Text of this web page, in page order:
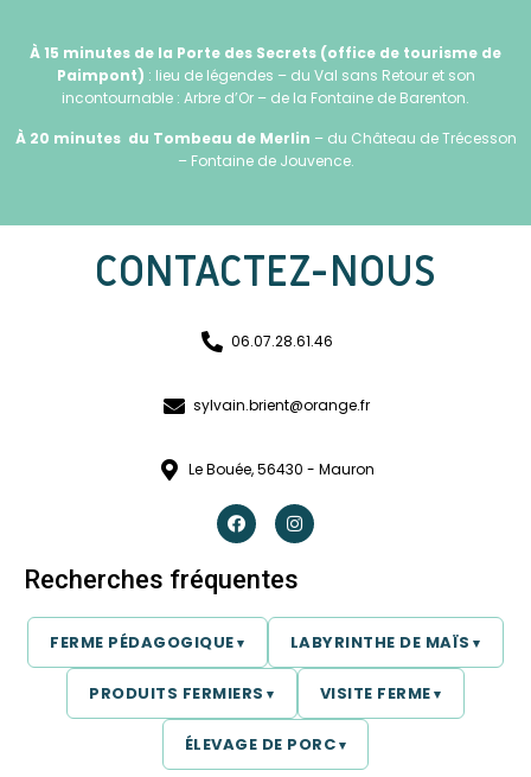
À 15 minutes de la Porte des Secrets (office de tourisme de
Paimpont) : lieu de légendes – du Val sans Retour et son
incontournable : Arbre d’Or – de la Fontaine de Barenton.
À 20 minutes du Tombeau de Merlin – du Château de Trécesson
– Fontaine de Jouvence.
CONTACTEZ-NOUS
06.07.28.61.46
sylvain.brient@orange.fr
Le Bouée, 56430 - Mauron
Recherches fréquentes
FERME PÉDAGOGIQUE LABYRINTHE DE MAÏS
PRODUITS FERMIERS VISITE FERME
ÉLEVAGE DE PORC